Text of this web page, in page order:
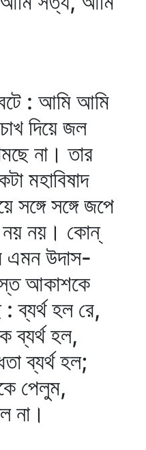
: আমি আমি
দিয়ে জল
না। তার
মহাবিষাদ
সঙ্গে সঙ্গে জপে
নয় নয়। কোন্‌
এমন উদাস-
আকাশকে
: ব্যর্থ হল রে,
ব্যর্থ হল,
ব্যর্থ হল;
পেলুম,
না।